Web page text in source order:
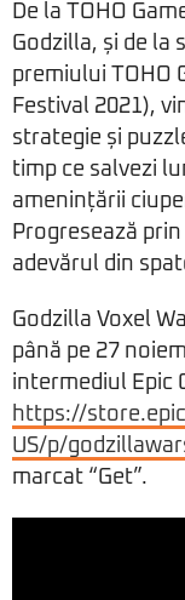
De la TOHO
Godzilla, și de la
premiului TOHO
Festival 2021),
strategie și
timp ce salvezi
amenințării
Progresează
adevărul din
Godzilla Voxel
până pe 27
intermediul Epic
https://
US/p/
marcat “Get”.